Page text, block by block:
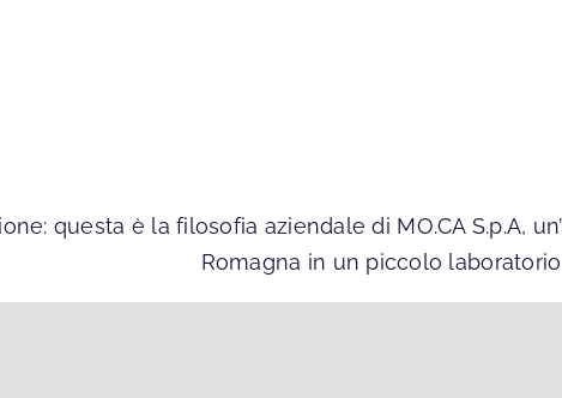
questa è la filosofia aziendale di MO.CA S.p.A,
Romagna in un piccolo